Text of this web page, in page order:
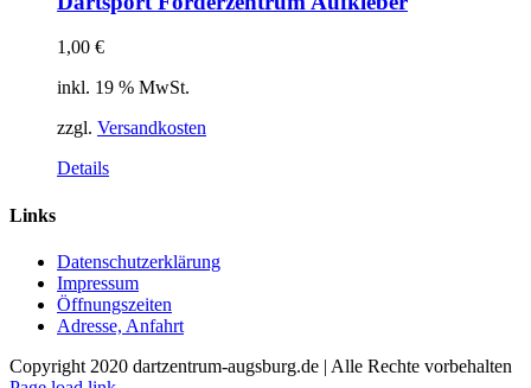
1,00 €
inkl. 19 % MwSt.
zzgl. Versandkosten
Details
Links
Datenschutzerklärung
Impressum
Öffnungszeiten
Adresse, Anfahrt
Copyright 2020 dartzentrum-augsburg.de | Alle Rechte vorbehalten